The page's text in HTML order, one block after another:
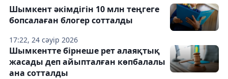
17:22, 24 сәуір 2026
Шымкент әкімдігін 10 млн теңгеге
бопсалаған блогер сотталды
Шымкентте бірнеше рет алаяқтық
жасады деп айыпталған көпбалалы
ана сотталды